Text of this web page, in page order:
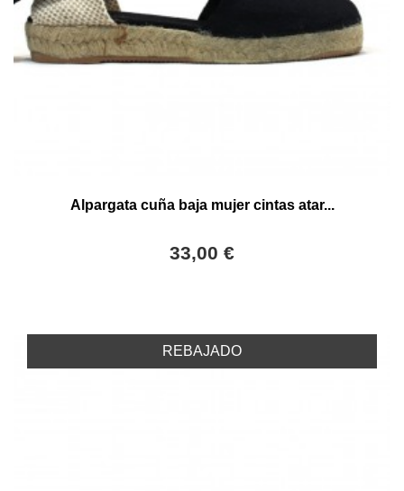
Alpargata cuña baja mujer cintas atar...
33,00 €
REBAJADO